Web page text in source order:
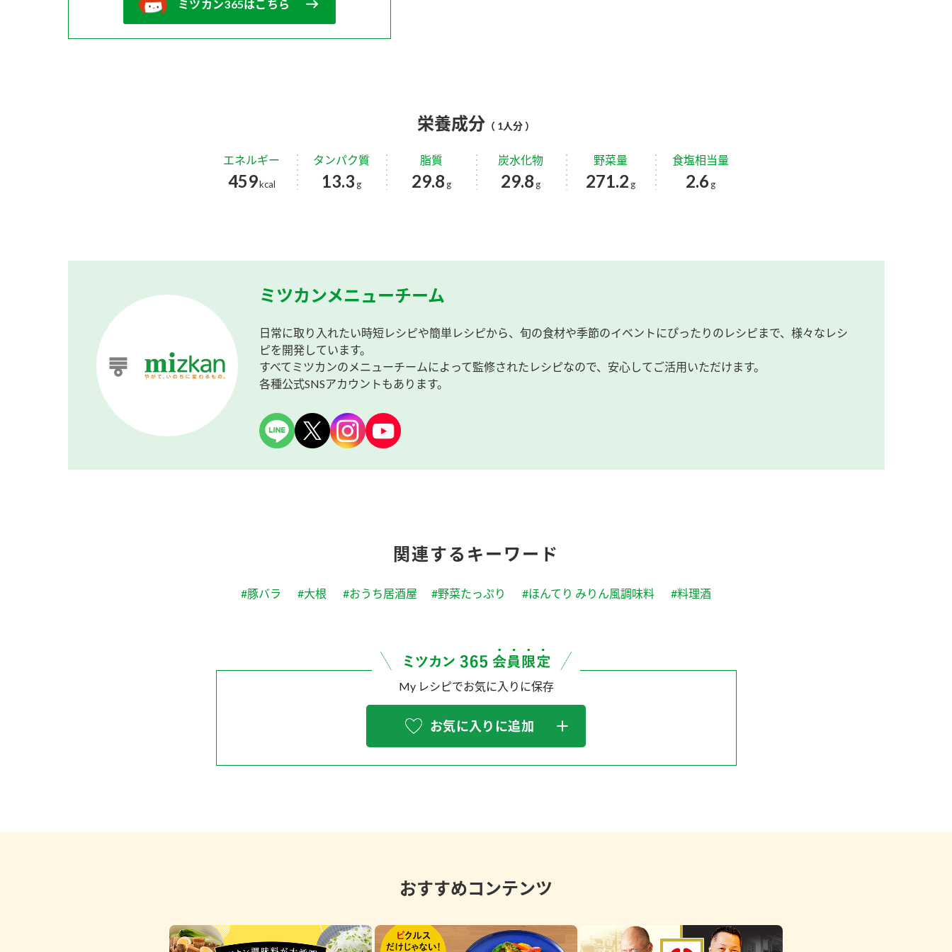
ミツカン365はこちら
栄養成分 （ 1人分 ）
エネルギー
459kcal
タンパク質
13.3 g
脂質
29.8 g
炭水化物
29.8 g
野菜量
271.2 g
食塩相当量
2.6 g
ミツカンメニューチーム
日常に取り入れたい時短レシピや簡単レシピから、旬の食材や季節のイベントにぴったりのレシピまで、様々なレシ
ピを開発しています。
すべてミツカンのメニューチームによって監修されたレシピなので、安心してご活用いただけます。
各種公式SNSアカウントもあります。
関連するキーワード
#豚バラ #大根 #おうち居酒屋 #野菜たっぷり #ほんてり みりん風調味料 #料理酒
My レシピでお気に入りに保存
お気に入りに追加
おすすめコンテンツ